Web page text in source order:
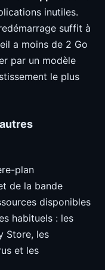
inutiles.
suffit à
a moins de 2 Go
par un modèle
le plus
plan
de la bande
disponibles
habituels : les
Store, les
et les